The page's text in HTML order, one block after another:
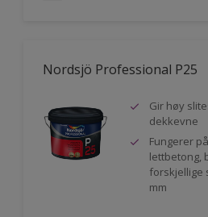
Nordsjö Professional P25
Gir høy
dekkevne
Fungerer
lettbetong,
forskjellige
mm